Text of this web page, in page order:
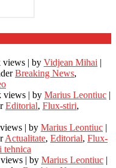
views | by Vidjean Mihai |
Breaking News,
views | by Marius Leontiuc |
Editorial, Flux-stiri,
| by Marius Leontiuc |
Actualitate, Editorial, Flux-
tehnica
| by Marius Leontiuc |